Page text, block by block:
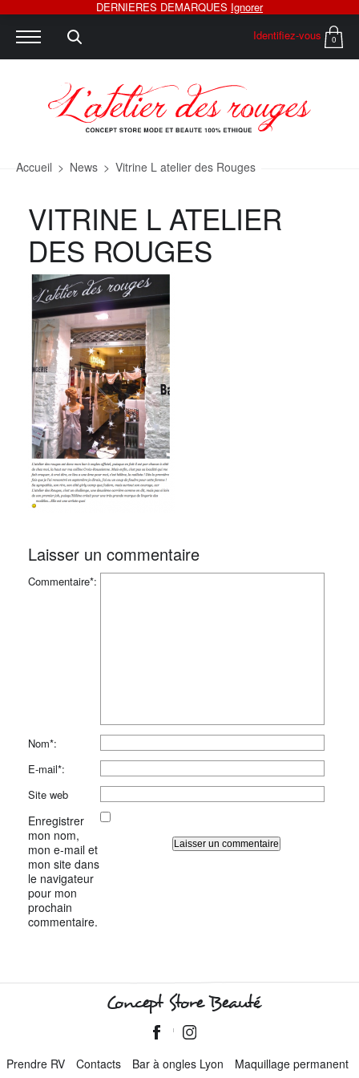
Identifiez-vous 0
Accueil > News > Vitrine L atelier des Rouges
VITRINE L ATELIER
DES ROUGES
Laisser un commentaire
Commentaire*:
Nom*:
E-mail*:
Site web
Enregistrer
mon nom,
mon e-mail et
mon site dans
le navigateur
pour mon
prochain
commentaire.
Concept Store Beauté
Prendre RV Contacts Bar à ongles Lyon Maquillage permanent
DERNIERES DEMARQUES Ignorer